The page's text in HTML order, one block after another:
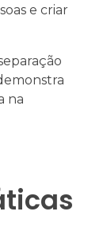
e criar
na